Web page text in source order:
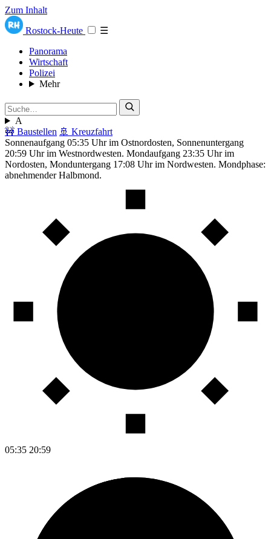
Zum Inhalt
Rostock-Heute
☰
Panorama
Wirtschaft
Polizei
Mehr
A
🚧 Baustellen 🚢 Kreuzfahrt
Sonnenaufgang 05:35 Uhr im Ostnordosten, Sonnenuntergang
20:59 Uhr im Westnordwesten. Mondaufgang 23:35 Uhr im
Nordosten, Monduntergang 17:08 Uhr im Nordwesten. Mondphase:
abnehmender Halbmond.
05:35 20:59